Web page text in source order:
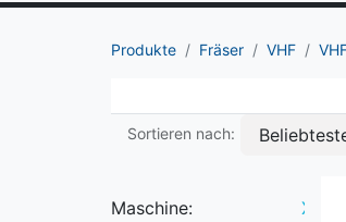
Produkte Fräser VHF
Sortieren nach:
Maschine:
X